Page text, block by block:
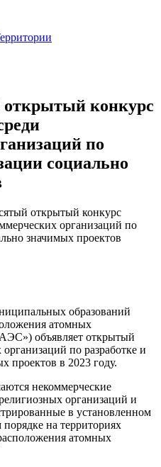
открытый конкурс
по
социально
открытый конкурс
организаций по
значимых проектов
образований
атомных
объявляет открытый
по разработке и
проектов в 2023 году.
некоммерческие
организаций и
в установленном
на территориях
атомных